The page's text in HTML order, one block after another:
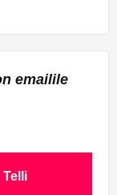
emailile
Telli